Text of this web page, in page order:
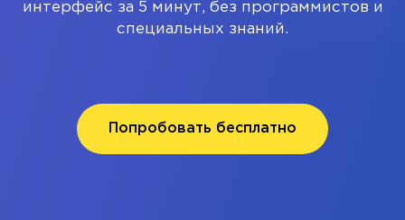
интерфейс за 5 минут, без программистов и
специальных знаний.
Попробовать бесплатно